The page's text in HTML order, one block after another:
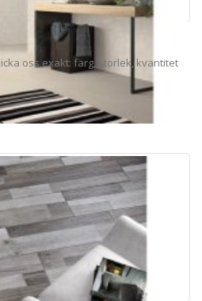
oss exakt: färg, storlek, kvantitet